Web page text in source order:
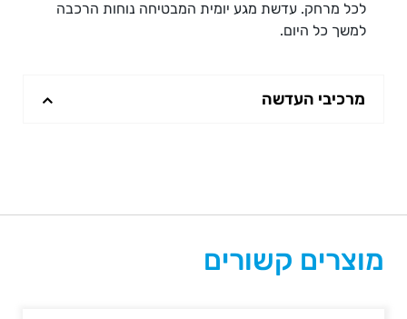
לכל מרחק. עדשת מגע יומית המבטיחה נוחות הרכבה
למשך כל היום.
מרכיבי העדשה
מוצרים קשורים